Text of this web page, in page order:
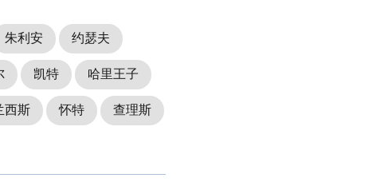
朱利安 约瑟夫
凯特 哈里王子
西斯 怀特 查理斯